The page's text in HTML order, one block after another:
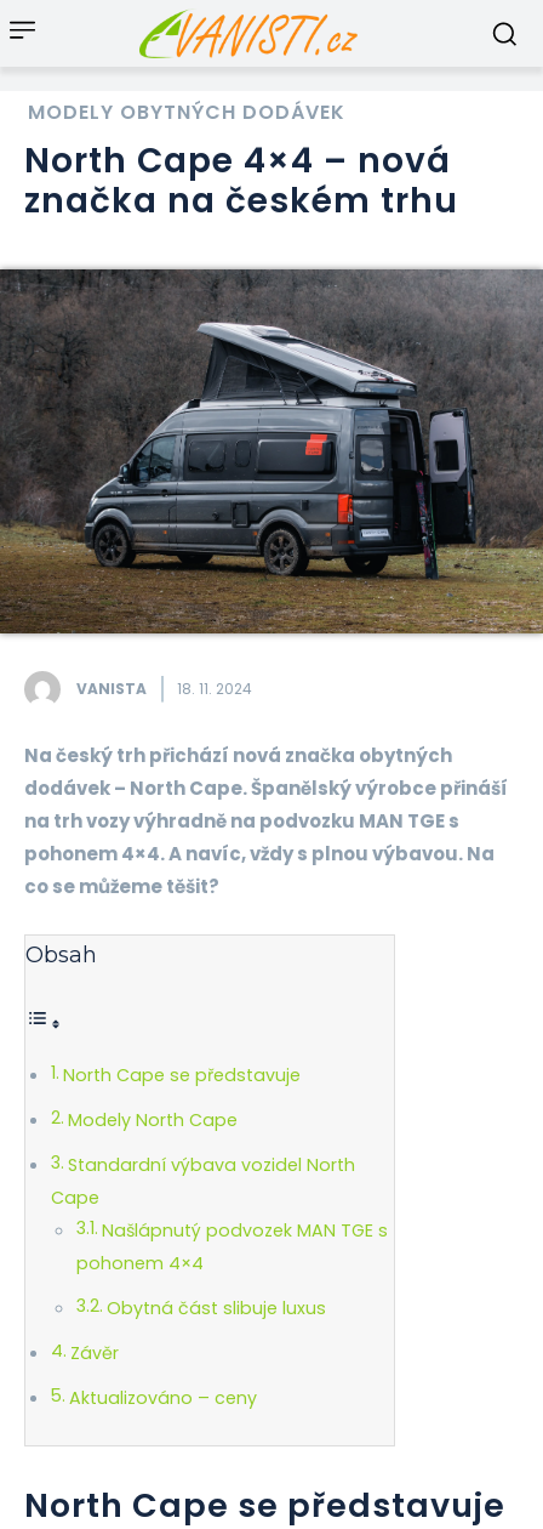
MODELY OBYTNÝCH DODÁVEK
North Cape 4×4 – nová
značka na českém trhu
VANISTA 18. 11. 2024
Na český trh přichází nová značka obytných
dodávek – North Cape. Španělský výrobce přináší
na trh vozy výhradně na podvozku MAN TGE s
pohonem 4×4. A navíc, vždy s plnou výbavou. Na
co se můžeme těšit?
Obsah
North Cape se představuje
Modely North Cape
Standardní výbava vozidel North
Cape
Našlápnutý podvozek MAN TGE s
pohonem 4×4
Obytná část slibuje luxus
Závěr
Aktualizováno – ceny
North Cape se představuje